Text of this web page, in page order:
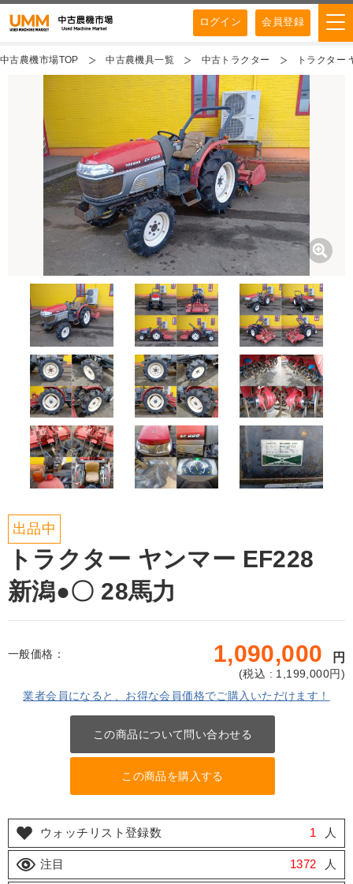
ログイン 会員登録
中古農機市場TOP 中古農機具一覧 中古トラクター トラクタ
出品中
トラクター ヤンマー EF228
新潟●〇 28馬力
一般価格： 1,090,000 円
(税込 : 1,199,000円)
業者会員になると、お得な会員価格でご購入いただけます！
この商品について問い合わせる
この商品を購入する
ウォッチリスト登録数 1 人
注目 1372 人